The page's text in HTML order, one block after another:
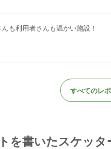
も利用者さんも温かい施設！
すべてのレ
を書いたスケッタ